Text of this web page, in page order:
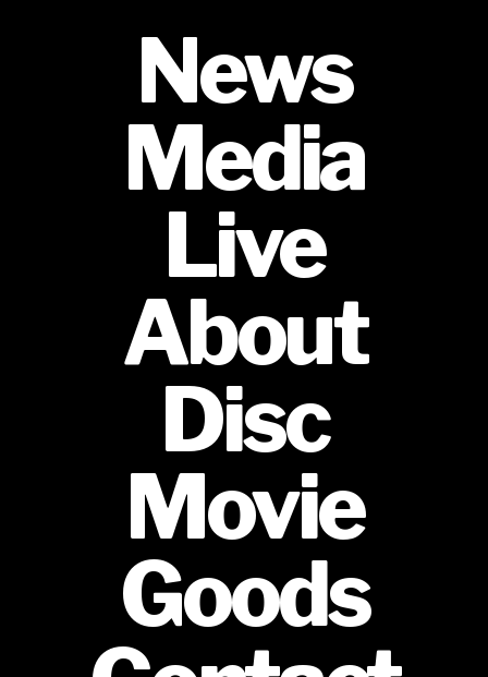
News
Media
Live
About
Disc
Movie
Goods